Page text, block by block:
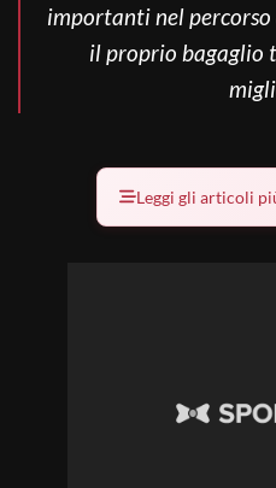
importanti nel
il proprio bagaglio
Leggi gli articoli